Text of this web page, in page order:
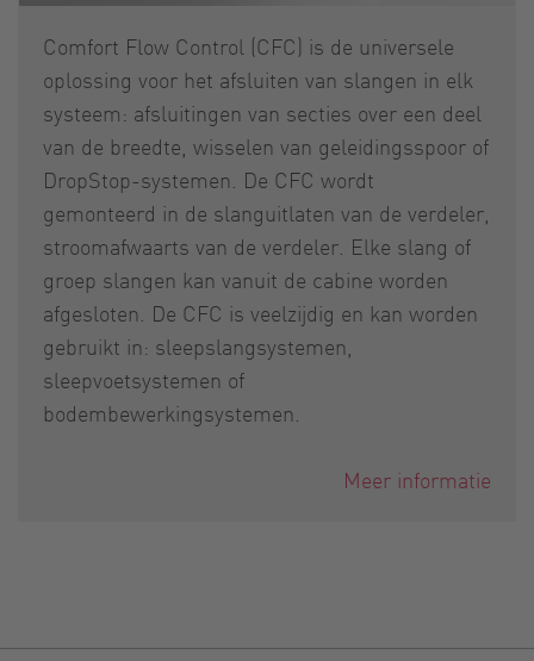
Comfort Flow Control (CFC) is de universele
oplossing voor het afsluiten van slangen in elk
systeem: afsluitingen van secties over een deel
van de breedte, wisselen van geleidingsspoor of
DropStop-systemen. De CFC wordt
gemonteerd in de slanguitlaten van de verdeler,
stroomafwaarts van de verdeler. Elke slang of
groep slangen kan vanuit de cabine worden
afgesloten. De CFC is veelzijdig en kan worden
gebruikt in: sleepslangsystemen,
sleepvoetsystemen of
bodembewerkingsystemen.
Meer informatie